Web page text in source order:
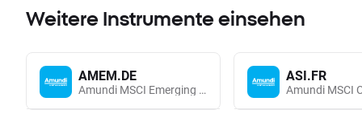
Weitere Instrumente einsehen
AMEM.DE
Amundi MSCI Emerging Markets UCITS (Acc EUR)
ASI.FR